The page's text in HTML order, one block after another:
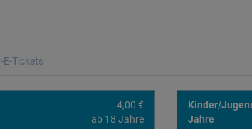
E-Tickets
4,00 €
ab 18 Jahre
Kinder/
Jahre